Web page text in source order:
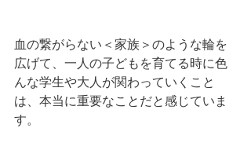
血の繋がらない＜家族＞のような輪を
広げて、一人の子どもを育てる時に色
んな学生や大人が関わっていくこと
は、本当に重要なことだと感じていま
す。